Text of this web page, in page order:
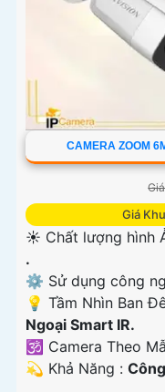
CAMERA ZOOM
Giá
☀️ Chất lượng hình
.
⚙ Sử dụng công
💡 Tầm Nhìn Ban
Ngoại Smart IR.
🕉️ Camera Theo
️💫 Khả Năng :